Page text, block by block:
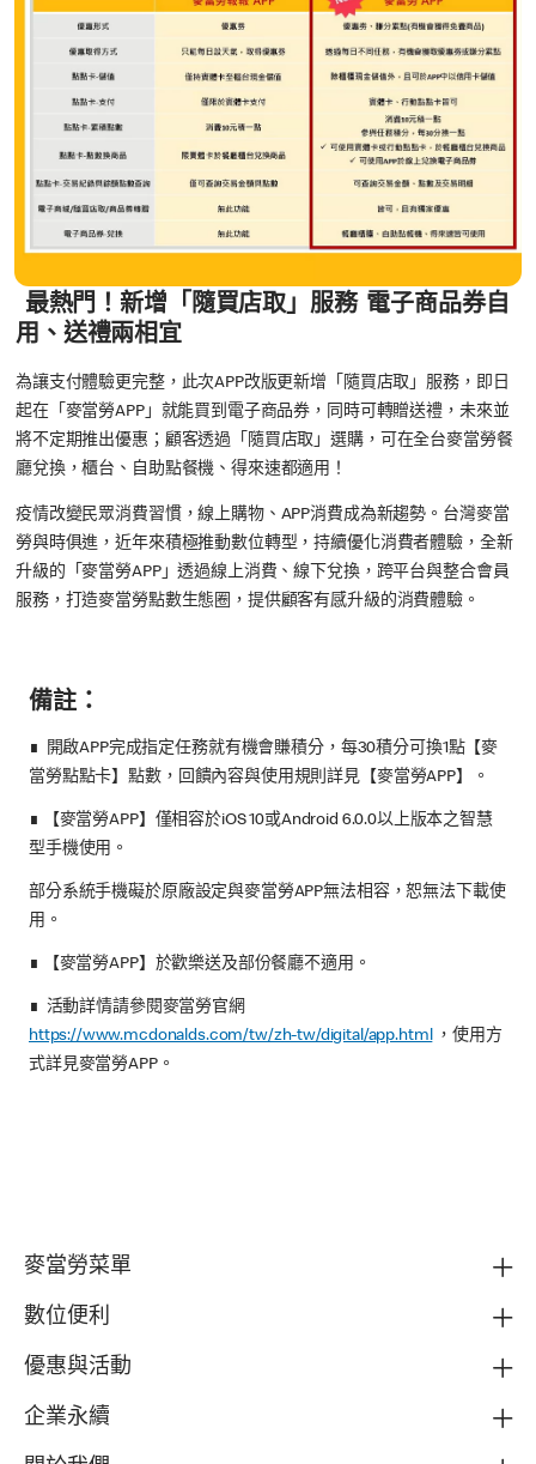
最熱門！新增「隨買店取」服務 電子商品券自
用、送禮兩相宜
為讓支付體驗更完整，此次APP改版更新增「隨買店取」服務，即日
起在「麥當勞APP」就能買到電子商品券，同時可轉贈送禮，未來並
將不定期推出優惠；顧客透過「隨買店取」選購，可在全台麥當勞餐
廳兌換，櫃台、自助點餐機、得來速都適用！
疫情改變民眾消費習慣，線上購物、APP消費成為新趨勢。台灣麥當
勞與時俱進，近年來積極推動數位轉型，持續優化消費者體驗，全新
升級的「麥當勞APP」透過線上消費、線下兌換，跨平台與整合會員
服務，打造麥當勞點數生態圈，提供顧客有感升級的消費體驗。
備註：
∎ 開啟APP完成指定任務就有機會賺積分，每30積分可換1點【麥
當勞點點卡】點數，回饋內容與使用規則詳見【麥當勞APP】。
∎ 【麥當勞APP】僅相容於iOS 10或Android 6.0.0以上版本之智慧
型手機使用。
部分系統手機礙於原廠設定與麥當勞APP無法相容，恕無法下載使
用。
∎ 【麥當勞APP】於歡樂送及部份餐廳不適用。
∎ 活動詳情請參閱麥當勞官網
https://www.mcdonalds.com/tw/zh-tw/digital/app.html，使用方
式詳見麥當勞APP。
麥當勞菜單
數位便利
優惠與活動
企業永續